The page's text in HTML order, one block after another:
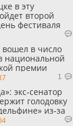
в эту
второй
фестиваля
в число
национальной
премии
Awards
1
экс‑сенатор
голодовку
из‑за
месте